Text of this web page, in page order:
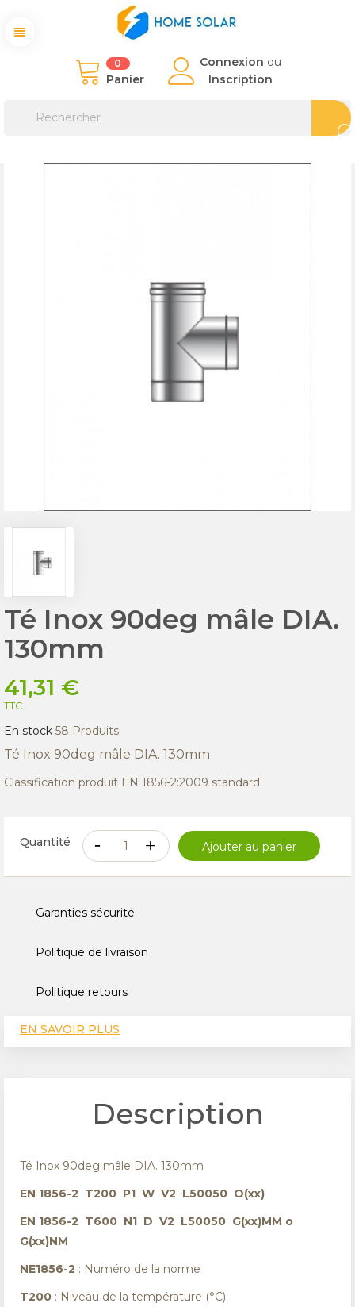
0
Panier
Connexion ou
Inscription
Té Inox 90deg mâle DIA.
130mm
41,31 €
TTC
En stock 58 Produits
Té Inox 90deg mâle DIA. 130mm
Classification produit EN 1856-2:2009 standard
Quantité Ajouter au panier
Garanties sécurité
Politique de livraison
Politique retours
EN SAVOIR PLUS
Description
Té Inox 90deg mâle DIA. 130mm
EN 1856-2 T200 P1 W V2 L50050 O(xx)
EN 1856-2 T600 N1 D V2 L50050 G(xx)MM o
G(xx)NM
NE1856-2 : Numéro de la norme
T200 : Niveau de la température (°C)